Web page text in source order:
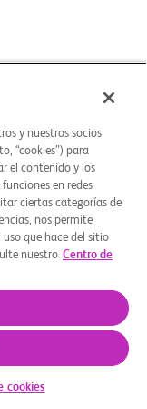
y nuestros socios
“cookies”) para
el contenido y los
en redes
ciertas categorías de
nos permite
que hace del sitio
nuestro Centro de
cookies